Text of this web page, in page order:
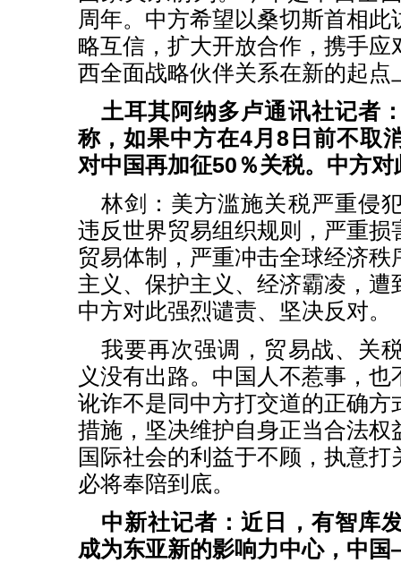
周年。中方希望以桑切斯首相
略互信，扩大开放合作，携手应
西全面战略伙伴关系在新的起点
土耳其阿纳多卢通讯社记者
称，如果中方在4月8日前不取
对中国再加征50％关税。中方
林剑：美方滥施关税严重侵
违反世界贸易组织规则，严重损
贸易体制，严重冲击全球经济
主义、保护主义、经济霸凌，遭
中方对此强烈谴责、坚决反对。
我要再次强调，贸易战、关
义没有出路。中国人不惹事，
讹诈不是同中方打交道的正确方
措施，坚决维护自身正当合法权
国际社会的利益于不顾，执意
必将奉陪到底。
中新社记者：近日，有智库
成为东亚新的影响力中心，中